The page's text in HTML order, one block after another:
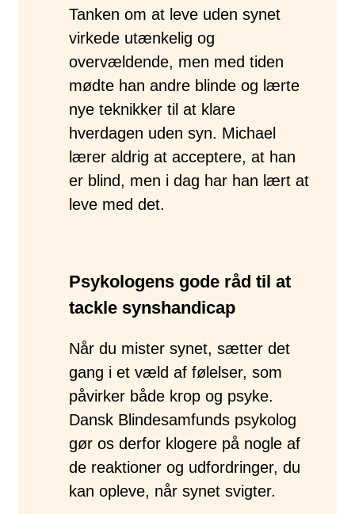
Tanken om at leve uden synet
virkede utænkelig og
overvældende, men med tiden
mødte han andre blinde og lærte
nye teknikker til at klare
hverdagen uden syn. Michael
lærer aldrig at acceptere, at han
er blind, men i dag har han lært at
leve med det.
Psykologens gode råd til at
tackle synshandicap
Når du mister synet, sætter det
gang i et væld af følelser, som
påvirker både krop og psyke.
Dansk Blindesamfunds psykolog
gør os derfor klogere på nogle af
de reaktioner og udfordringer, du
kan opleve, når synet svigter.